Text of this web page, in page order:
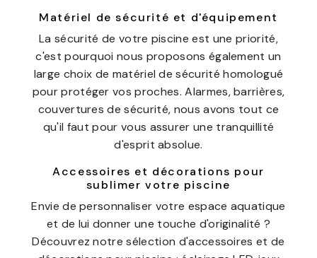
Matériel de sécurité et d'équipement
La sécurité de votre piscine est une priorité,
c'est pourquoi nous proposons également un
large choix de matériel de sécurité homologué
pour protéger vos proches. Alarmes, barrières,
couvertures de sécurité, nous avons tout ce
qu'il faut pour vous assurer une tranquillité
d'esprit absolue.
Accessoires et décorations pour
sublimer votre piscine
Envie de personnaliser votre espace aquatique
et de lui donner une touche d'originalité ?
Découvrez notre sélection d'accessoires et de